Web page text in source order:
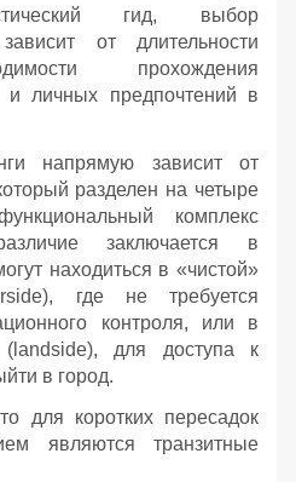
гид, выбор
от длительности
прохождения
и личных предпочтений в
напрямую зависит от
разделен на четыре
комплекс
заключается в
находиться в «чистой»
где не требуется
контроля, или в
для доступа к
в город.
для коротких пересадок
являются транзитные